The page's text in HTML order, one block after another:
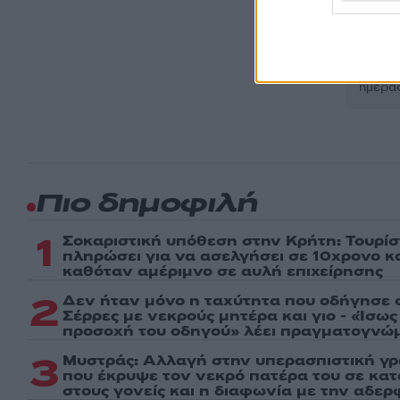
Πιο δημοφιλή
1 Σοκαριστική υπόθεση στην Κρήτη:
πληρώσει για να ασελγήσει σε 10χρονο
καθόταν αμέριμνο σε αυλή επιχείρησης
2 Δεν ήταν μόνο η ταχύτητα που οδήγησε
Σέρρες με νεκρούς μητέρα και γιο -
προσοχή του οδηγού» λέει
3 Μυστράς: Αλλαγή στην υπερασπιστική
που έκρυψε τον νεκρό πατέρα του σε
στους γονείς και η διαφωνία με την